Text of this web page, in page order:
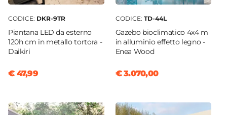
CODICE: DKR-9TR
Piantana LED da esterno
120h cm in metallo tortora -
Daikiri
€ 47,99
CODICE: TD-44L
Gazebo bioclimatico 4x4 m
in alluminio effetto legno -
Enea Wood
€ 3.070,00